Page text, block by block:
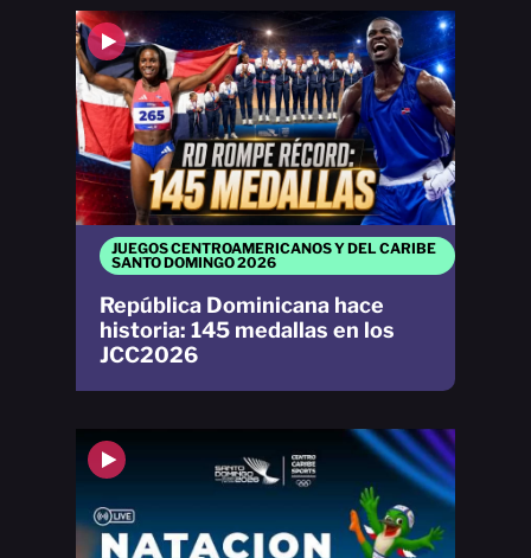
JUEGOS CENTROAMERICANOS Y DEL CARIBE
SANTO DOMINGO 2026
República Dominicana hace
historia: 145 medallas en los
JCC2026